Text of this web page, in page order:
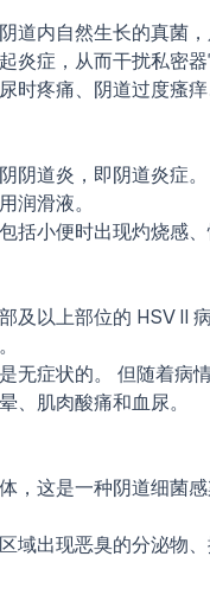
道内自然生长的真菌
炎症，从而干扰私密
时疼痛、阴道过度瘙
阴道炎，即阴道炎症
润滑液。
括小便时出现灼烧感
及以上部位的 HSV II
无症状的。 但随着病
、肌肉酸痛和血尿。
，这是一种阴道细菌
域出现恶臭的分泌物